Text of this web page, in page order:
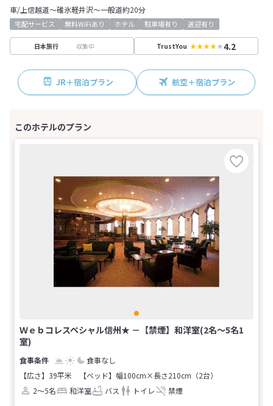
車/上信越道～碓氷軽井沢～一般道約20分
宅配サービス 無料WiFiあり ホテル 駐車場有り 送迎有り
日本旅行 収集中 TrustYou 4.2
JR＋宿泊プラン 航空＋宿泊プラン
Ｗｅｂコレスペシャル信州★ －【禁煙】和洋室(2名～5名1
室)
食事なし
【広さ】39平米
【ベッド】幅100cm×長さ210cm（2台）
2～5名
和洋室 バス トイレ 禁煙